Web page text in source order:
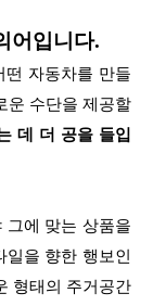
어입니다.
떤 자동차를 만들
운 수단을 제공할
데 더 공을 들입
그에 맞는 상품을
일을 향한 행보인
형태의 주거공간